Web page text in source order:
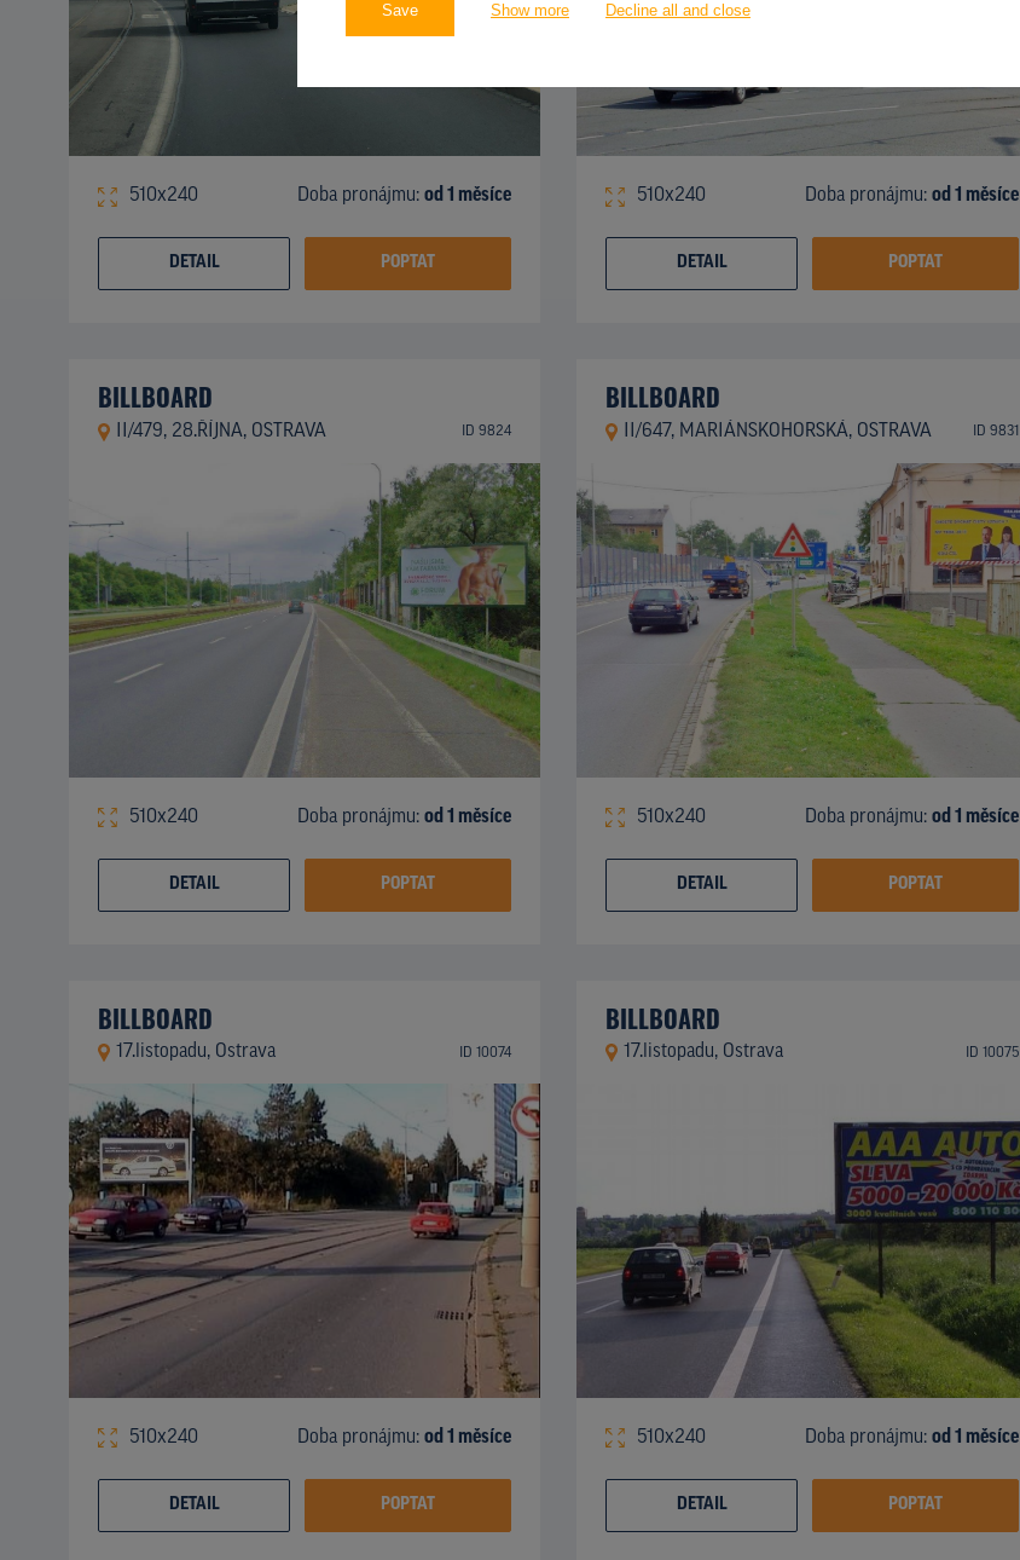
Save Show more Decline all and close
510x240 Doba pronájmu: od 1 měsíce
DETAIL POPTAT
510x240 Doba pronájmu: od 1 měsíce
DETAIL POPTAT
BILLBOARD
II/479, 28.ŘÍJNA, OSTRAVA ID 9824
510x240 Doba pronájmu: od 1 měsíce
DETAIL POPTAT
BILLBOARD
II/647, MARIÁNSKOHORSKÁ, OSTRAVA ID 9831
510x240 Doba pronájmu: od 1 měsíce
DETAIL POPTAT
BILLBOARD
17.listopadu, Ostrava ID 10074
510x240 Doba pronájmu: od 1 měsíce
DETAIL POPTAT
BILLBOARD
17.listopadu, Ostrava ID 10075
510x240 Doba pronájmu: od 1 měsíce
DETAIL POPTAT